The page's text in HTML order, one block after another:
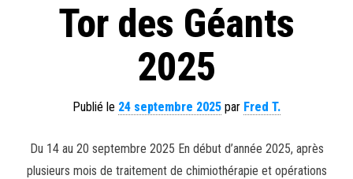
Tor des Géants
2025
Publié le 24 septembre 2025 par Fred T.
Du 14 au 20 septembre 2025 En début d’année 2025, après
plusieurs mois de traitement de chimiothérapie et opérations